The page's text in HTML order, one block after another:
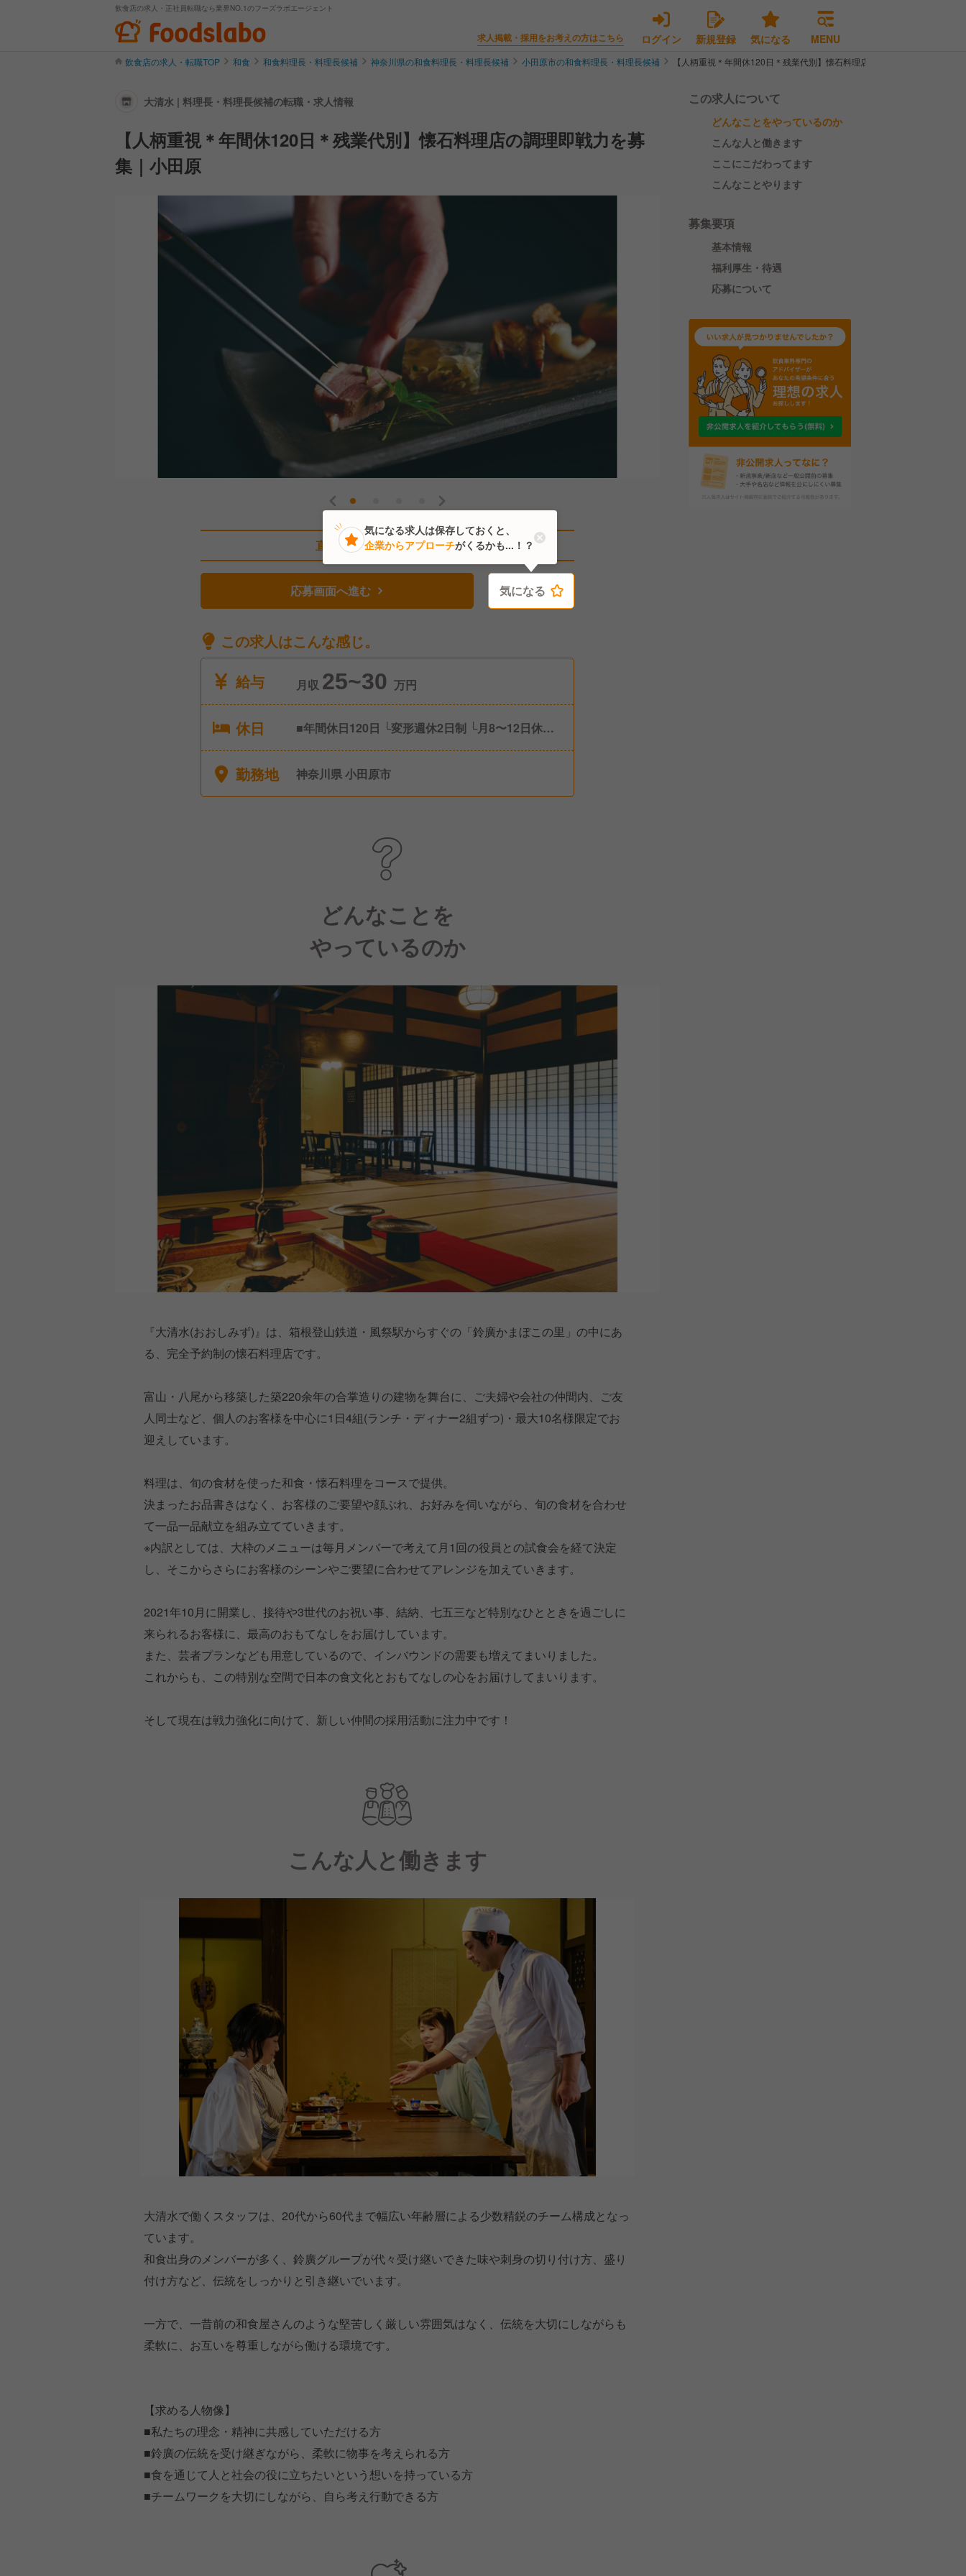
飲食店の求人・正社員転職なら業界NO.1のフーズラボエージェント
求人掲載・採用をお考えの方はこちら ログイン 新規登録 気になる MENU
飲食店の求人・転職TOP 和食 和食料理長・料理長候補 神奈川県の和食料理長・料理長候補 小田原市の和食料理長・料理長候補 【人柄重視＊年間休120日＊残業代別】懐石料理店の調理即戦力を募集｜
大清水 | 料理長・料理長候補の転職・求人情報
【人柄重視＊年間休120日＊残業代別】懐石料理店の調理即戦力を募
集｜小田原
直近3人がこの求人を検討中
応募画面へ進む 気になる
この求人はこんな感じ。
給与
月収 25~30 万円
休日
■年間休日120日 └変形週休2日制 └月8〜12日休
暇制度(年2回あり｜公休と有給を使って最大8日間
休めます)
勤務地 神奈川県 小田原市
どんなことを
やっているのか
『大清水(おおしみず)』は、箱根登山鉄道・風祭駅からすぐの「鈴廣かまぼこの里」の中にあ
る、完全予約制の懐石料理店です。
富山・八尾から移築した築220余年の合掌造りの建物を舞台に、ご夫婦や会社の仲間内、ご友
人同士など、個人のお客様を中心に1日4組(ランチ・ディナー2組ずつ)・最大10名様限定でお
迎えしています。
料理は、旬の食材を使った和食・懐石料理をコースで提供。
決まったお品書きはなく、お客様のご要望や顔ぶれ、お好みを伺いながら、旬の食材を合わせ
て一品一品献立を組み立てていきます。
※内訳としては、大枠のメニューは毎月メンバーで考えて月1回の役員との試食会を経て決定
し、そこからさらにお客様のシーンやご要望に合わせてアレンジを加えていきます。
2021年10月に開業し、接待や3世代のお祝い事、結納、七五三など特別なひとときを過ごしに
来られるお客様に、最高のおもてなしをお届けしています。
また、芸者プランなども用意しているので、インバウンドの需要も増えてまいりました。
これからも、この特別な空間で日本の食文化とおもてなしの心をお届けしてまいります。
そして現在は戦力強化に向けて、新しい仲間の採用活動に注力中です！
こんな人と働きます
大清水で働くスタッフは、20代から60代まで幅広い年齢層による少数精鋭のチーム構成となっ
ています。
和食出身のメンバーが多く、鈴廣グループが代々受け継いできた味や刺身の切り付け方、盛り
付け方など、伝統をしっかりと引き継いでいます。
一方で、一昔前の和食屋さんのような堅苦しく厳しい雰囲気はなく、伝統を大切にしながらも
柔軟に、お互いを尊重しながら働ける環境です。
【求める人物像】
■私たちの理念・精神に共感していただける方
■鈴廣の伝統を受け継ぎながら、柔軟に物事を考えられる方
■食を通じて人と社会の役に立ちたいという想いを持っている方
■チームワークを大切にしながら、自ら考え行動できる方
この求人について
どんなことをやっているのか
こんな人と働きます
ここにこだわってます
こんなことやります
募集要項
基本情報
福利厚生・待遇
応募について
気になる
気になる求人は保存しておくと、
企業からアプローチがくるかも...！？